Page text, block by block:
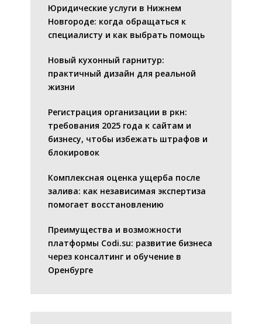
Юридические услуги в Нижнем
Новгороде: когда обращаться к
специалисту и как выбрать помощь
Новый кухонный гарнитур:
практичный дизайн для реальной
жизни
Регистрация организации в ркн:
требования 2025 года к сайтам и
бизнесу, чтобы избежать штрафов и
блокировок
Комплексная оценка ущерба после
залива: как независимая экспертиза
помогает восстановлению
Преимущества и возможности
платформы Codi.su: развитие бизнеса
через консалтинг и обучение в
Оренбурге